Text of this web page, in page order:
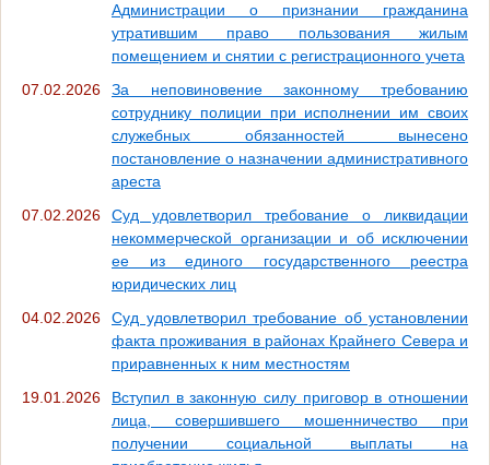
Администрации о признании гражданина
утратившим право пользования жилым
помещением и снятии с регистрационного учета
07.02.2026
За неповиновение законному требованию
сотруднику полиции при исполнении им своих
служебных обязанностей вынесено
постановление о назначении административного
ареста
07.02.2026
Суд удовлетворил требование о ликвидации
некоммерческой организации и об исключении
ее из единого государственного реестра
юридических лиц
04.02.2026
Суд удовлетворил требование об установлении
факта проживания в районах Крайнего Севера и
приравненных к ним местностям
19.01.2026
Вступил в законную силу приговор в отношении
лица, совершившего мошенничество при
получении социальной выплаты на